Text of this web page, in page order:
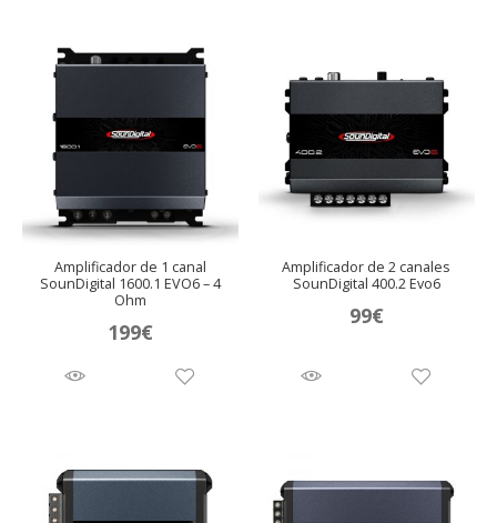
Amplificador de 1 canal
SounDigital 1600.1 EVO6 – 4
Ohm
199€
Amplificador de 2 canales
SounDigital 400.2 Evo6
99€